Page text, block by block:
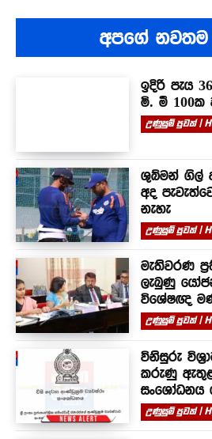
අපගේ
ඉදිරි පැය
මි. මී 100ක
උණුසුම් පුවත් |
ශුබ්මන් ගිල්
අද
නැහැ
උණුසුම් පුවත් |
මැතිවරණ
ලැබුණු
විශේෂඥ
උණුසුම් පුවත් |
විනිසුරු
කරුණු
සංශෝධනය
උණුසුම් පුවත් |